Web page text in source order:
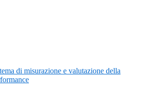
di misurazione e valutazione della